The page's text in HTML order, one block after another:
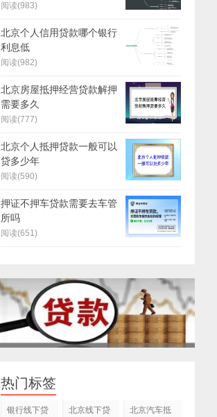
阅读(983)
北京个人信用贷款哪个银行
利息低
阅读(982)
北京房屋抵押经营贷款解押
需要多久
阅读(777)
北京个人抵押贷款一般可以
贷多少年
阅读(590)
押证不押车贷款需要去车管
所吗
阅读(651)
热门标签
银行线下贷
北京线下贷
北京汽车抵